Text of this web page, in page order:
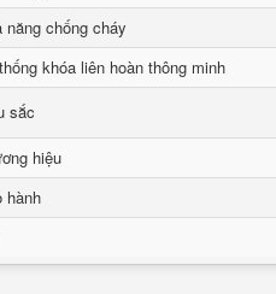
năng chống cháy
khóa liên hoàn thông minh
sắc
hiệu
hành